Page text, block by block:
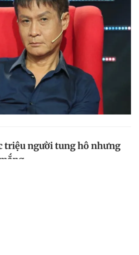
triệu người tung hô nhưng